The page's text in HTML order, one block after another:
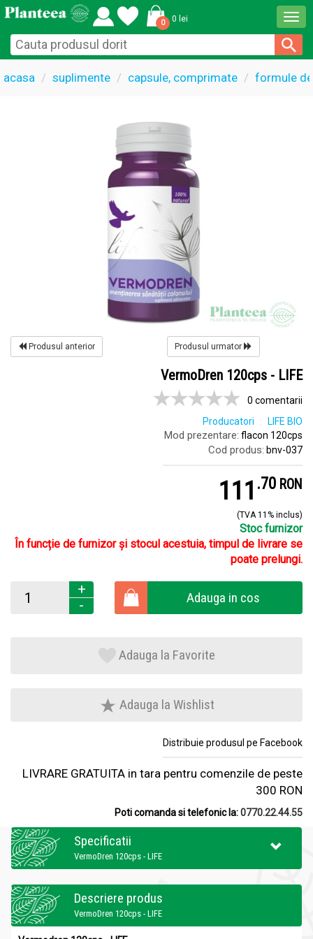
0 0 lei
acasa suplimente capsule, comprimate formule
Produsul anterior Produsul urmator
VermoDren 120cps - LIFE
0 comentarii
Producatori
LIFE BIO
Mod prezentare: flacon 120cps
Cod produs: bnv-037
111 .7 RON
(TVA 11% inclus)
Stoc furnizor
În funcție de furnizor și stocul acestuia, timpul de livrare se
poate prelungi.
+
-
Adauga in cos
Adauga la Favorite
Adauga la Wishlist
Distribuie produsul pe Facebook
LIVRARE GRATUITA in tara pentru comenzile de peste
300 RON
Poti comanda si telefonic la:0770.22.44.55
Specificatii
VermoDren 120cps - LIFE
Descriere produs
VermoDren 120cps - LIFE